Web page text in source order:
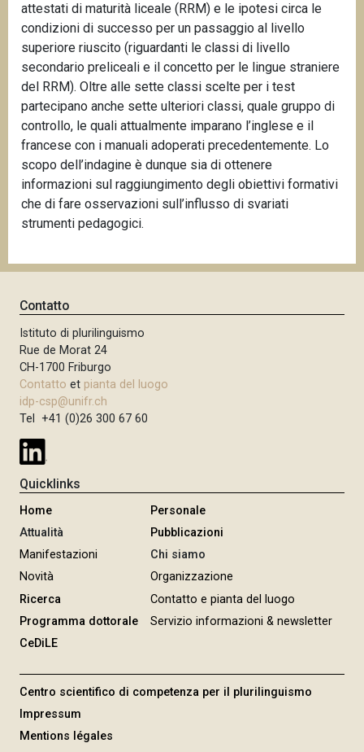
attestati di maturità liceale (RRM) e le ipotesi circa le
condizioni di successo per un passaggio al livello
superiore riuscito (riguardanti le classi di livello
secondario preliceali e il concetto per le lingue straniere
del RRM). Oltre alle sette classi scelte per i test
partecipano anche sette ulteriori classi, quale gruppo di
controllo, le quali attualmente imparano l’inglese e il
francese con i manuali adoperati precedentemente. Lo
scopo dell’indagine è dunque sia di ottenere
informazioni sul raggiungimento degli obiettivi formativi
che di fare osservazioni sull’influsso di svariati
strumenti pedagogici.
Contatto
Istituto di plurilinguismo
Rue de Morat 24
CH-1700 Friburgo
Contatto et pianta del luogo
idp-csp@unifr.ch
Tel +41 (0)26 300 67 60
Quicklinks
Home
Attualità
Manifestazioni
Novità
Ricerca
Programma dottorale
CeDiLE
Personale
Pubblicazioni
Chi siamo
Organizzazione
Contatto e pianta del luogo
Servizio informazioni & newsletter
Centro scientifico di competenza per il plurilinguismo
Impressum
Mentions légales